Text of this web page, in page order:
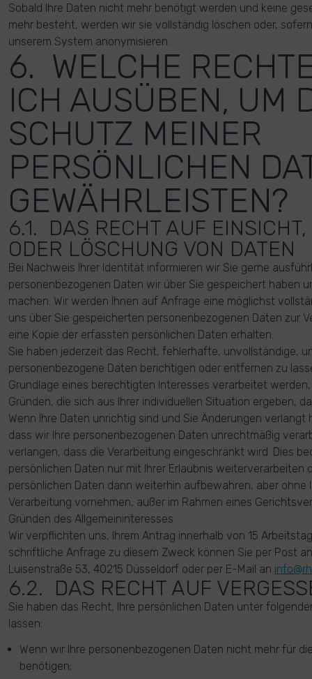
Sobald Ihre Daten nicht mehr benötigt werden und keine
mehr besteht, werden wir sie vollständig löschen oder,
unserem System anonymisieren.
6. WELCHE
ICH AUSÜBEN, UM
SCHUTZ MEINER
PERSÖNLICHEN
GEWÄHRLEISTEN?
6.1. DAS RECHT AUF
ODER LÖSCHUNG VON DATEN
Bei Nachweis Ihrer Identität informieren wir Sie gerne
personenbezogenen Daten wir über Sie gespeichert haben
machen. Wir werden Ihnen auf Anfrage eine möglichst
uns über Sie gespeicherten personenbezogenen Daten zur
eine Kopie der erfassten persönlichen Daten erhalten.
Sie haben jederzeit das Recht, fehlerhafte, unvollständige,
personenbezogene Daten berichtigen oder entfernen zu
Grundlage eines berechtigten Interesses verarbeitet
Gründen, die sich aus Ihrer individuellen Situation ergeben,
Wenn Ihre Daten unrichtig sind und Sie Änderungen
dass wir Ihre personenbezogenen Daten unrechtmäßig
verlangen, dass die Verarbeitung eingeschränkt wird. Dies
persönlichen Daten nur mit Ihrer Erlaubnis weiterverarbeiten
persönlichen Daten dann weiterhin aufbewahren, aber ohne
Verarbeitung vornehmen, außer im Rahmen eines
Gründen des Allgemeininteresses.
Wir verpflichten uns, Ihrem Antrag innerhalb von 15
schriftliche Anfrage zu diesem Zweck können Sie per Post
Luisenstraße 53, 40215 Düsseldorf oder per E-Mail an
6.2. DAS RECHT AUF
Sie haben das Recht, Ihre persönlichen Daten unter
lassen:
Wenn wir Ihre personenbezogenen Daten nicht mehr
benötigen;